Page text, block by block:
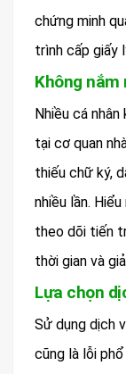
chứng minh
trình cấp giấy
Không nắm
Nhiều cá
tại cơ quan
thiếu chữ ký,
nhiều lần.
theo dõi tiến
thời gian và
Lựa chọn
Sử dụng dịch
cũng là lỗi